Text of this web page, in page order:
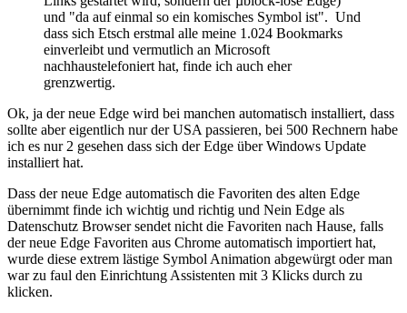
und "da auf einmal so ein komisches Symbol ist". Und
dass sich Etsch erstmal alle meine 1.024 Bookmarks
einverleibt und vermutlich an Microsoft
nachhaustelefoniert hat, finde ich auch eher
grenzwertig.
Ok, ja der neue Edge wird bei manchen automatisch installiert, dass
sollte aber eigentlich nur der USA passieren, bei 500 Rechnern habe
ich es nur 2 gesehen dass sich der Edge über Windows Update
installiert hat.
Dass der neue Edge automatisch die Favoriten des alten Edge
übernimmt finde ich wichtig und richtig und Nein Edge als
Datenschutz Browser sendet nicht die Favoriten nach Hause, falls
der neue Edge Favoriten aus Chrome automatisch importiert hat,
wurde diese extrem lästige Symbol Animation abgewürgt oder man
war zu faul den Einrichtung Assistenten mit 3 Klicks durch zu
klicken.